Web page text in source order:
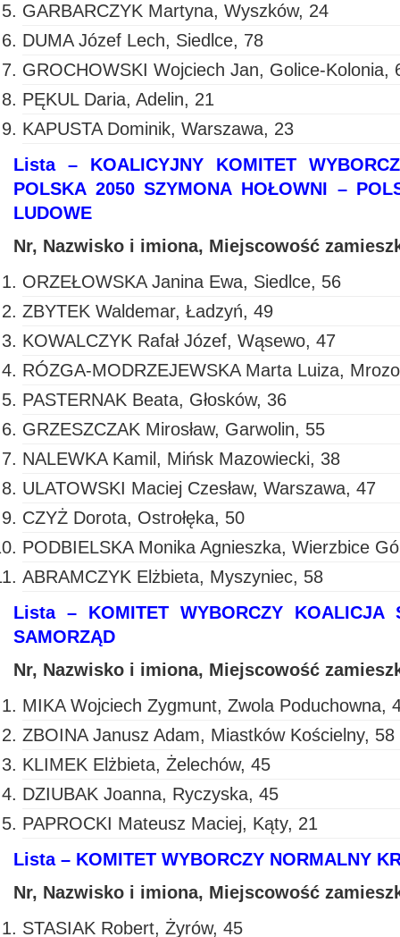
GARBARCZYK Martyna, Wyszków, 24
DUMA Józef Lech, Siedlce, 78
GROCHOWSKI Wojciech Jan, Golice-Kolonia,
PĘKUL Daria, Adelin, 21
KAPUSTA Dominik, Warszawa, 23
Lista – KOALICYJNY KOMITET
POLSKA 2050 SZYMONA HOŁOWNI –
LUDOWE
Nr, Nazwisko i imiona, Miejscowość
ORZEŁOWSKA Janina Ewa, Siedlce, 56
ZBYTEK Waldemar, Ładzyń, 49
KOWALCZYK Rafał Józef, Wąsewo, 47
RÓZGA-MODRZEJEWSKA Marta Luiza,
PASTERNAK Beata, Głosków, 36
GRZESZCZAK Mirosław, Garwolin, 55
NALEWKA Kamil, Mińsk Mazowiecki, 38
ULATOWSKI Maciej Czesław, Warszawa, 47
CZYŻ Dorota, Ostrołęka, 50
PODBIELSKA Monika Agnieszka, Wierzbice
ABRAMCZYK Elżbieta, Myszyniec, 58
Lista – KOMITET WYBORCZY KOALICJA
SAMORZĄD
Nr, Nazwisko i imiona, Miejscowość
MIKA Wojciech Zygmunt, Zwola Poduchowna,
ZBOINA Janusz Adam, Miastków Kościelny, 58
KLIMEK Elżbieta, Żelechów, 45
DZIUBAK Joanna, Ryczyska, 45
PAPROCKI Mateusz Maciej, Kąty, 21
Lista – KOMITET WYBORCZY NORMALNY
Nr, Nazwisko i imiona, Miejscowość
STASIAK Robert, Żyrów, 45